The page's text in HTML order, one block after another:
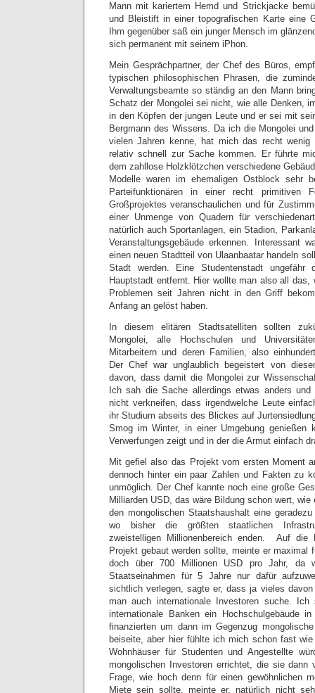
Mann mit kariertem Hemd und Strickjacke
und Bleistift in einer topografischen Karte eine
Ihm gegenüber saß ein junger Mensch im
sich permanent mit seinem iPhon.
Mein Gesprächpartner, der Chef des Büros,
typischen philosophischen Phrasen, die
Verwaltungsbeamte so ständig an den Mann
Schatz der Mongolei sei nicht, wie alle Denken,
in den Köpfen der jungen Leute und er sei mit
Bergmann des Wissens. Da ich die Mongolei
vielen Jahren kenne, hat mich das recht wenig
relativ schnell zur Sache kommen. Er führte
dem zahllose Holzklötzchen verschiedene
Modelle waren im ehemaligen Ostblock sehr
Parteifunktionären in einer recht primitiven
Großprojektes veranschaulichen und für
einer Unmenge von Quadern für
natürlich auch Sportanlagen, ein Stadion,
Veranstaltungsgebäude erkennen. Interessant
einen neuen Stadtteil von Ulaanbaatar handeln
Stadt werden. Eine Studentenstadt ungefähr
Hauptstadt entfernt. Hier wollte man also all das,
Problemen seit Jahren nicht in den Griff
Anfang an gelöst haben.
In diesem elitären Stadtsatelliten sollten
Mongolei, alle Hochschulen und
Mitarbeitern und deren Familien, also
Der Chef war unglaublich begeistert von
davon, dass damit die Mongolei zur
Ich sah die Sache allerdings etwas anders
nicht verkneifen, dass irgendwelche Leute
ihr Studium abseits des Blickes auf
Smog im Winter, in einer Umgebung genießen
Verwerfungen zeigt und in der die Armut einfach
Mit gefiel also das Projekt vom ersten Moment
dennoch hinter ein paar Zahlen und Fakten zu
unmöglich. Der Chef kannte noch eine große
Milliarden USD, das wäre Bildung schon wert,
den mongolischen Staatshaushalt eine
wo bisher die größten staatlichen
zweistelligen Millionenbereich enden. Auf
Projekt gebaut werden sollte, meinte er maximal
doch über 700 Millionen USD pro Jahr, da
Staatseinahmen für 5 Jahre nur dafür
sichtlich verlegen, sagte er, dass ja vieles
man auch internationale Investoren suche.
internationale Banken ein Hochschulgebäude
finanzierten um dann im Gegenzug
beiseite, aber hier fühlte ich mich schon fast
Wohnhäuser für Studenten und Angestellte
mongolischen Investoren errichtet, die sie dann
Frage, wie hoch denn für einen gewöhnlichen
Miete sein sollte, meinte er, natürlich nicht